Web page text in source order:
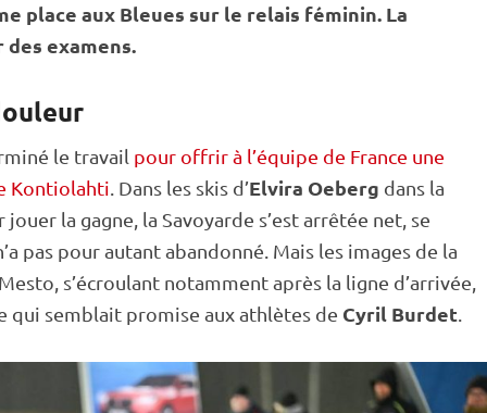
place aux Bleues sur le relais féminin. La
examens.
le travail pour offrir à l’équipe de France une
Kontiolahti . Dans les skis d’Elvira Oeberg dans la
la gagne, la Savoyarde s’est arrêtée net, se
pas pour autant abandonné. Mais les images de la
s’écroulant notamment après la ligne d’arrivée,
semblait promise aux athlètes de Cyril Burdet